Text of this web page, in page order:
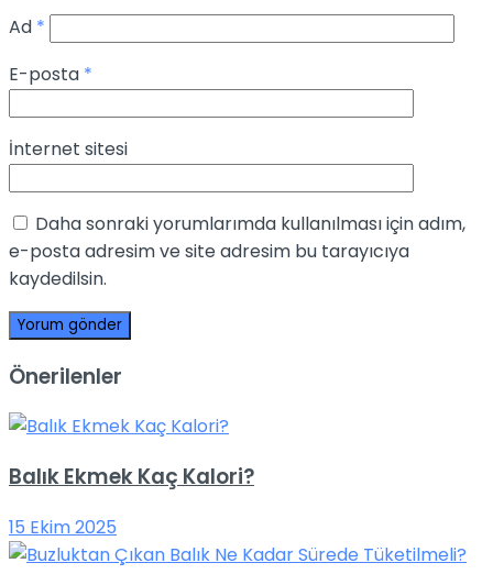
Ad *
E-posta *
İnternet sitesi
Daha sonraki yorumlarımda kullanılması için adım,
e-posta adresim ve site adresim bu tarayıcıya
kaydedilsin.
Önerilenler
Balık Ekmek Kaç Kalori?
15 Ekim 2025